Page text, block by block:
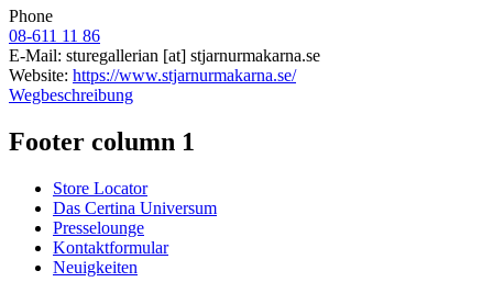
Phone
08-611 11 86
E-Mail: sturegallerian [at] stjarnurmakarna.se
Website: https://www.stjarnurmakarna.se/
Wegbeschreibung
Footer column 1
Store Locator
Das Certina Universum
Presselounge
Kontaktformular
Neuigkeiten